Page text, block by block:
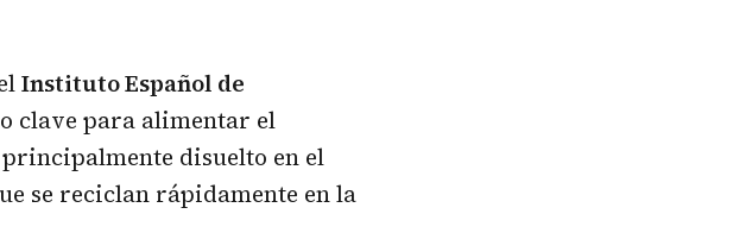
Instituto Español de
clave para alimentar el
disuelto en el
se reciclan rápidamente en la